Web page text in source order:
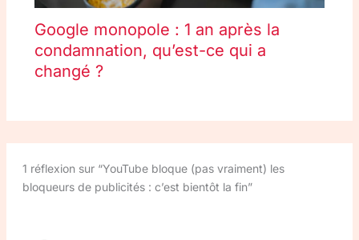
Google monopole : 1 an après la
condamnation, qu’est-ce qui a
changé ?
1 réflexion sur “YouTube bloque (pas vraiment) les
bloqueurs de publicités : c’est bientôt la fin”